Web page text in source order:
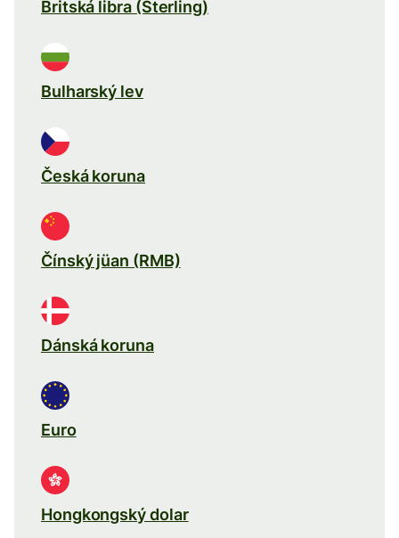
Britská libra (Sterling)
Bulharský lev
Česká koruna
Čínský jüan (RMB)
Dánská koruna
Euro
Hongkongský dolar